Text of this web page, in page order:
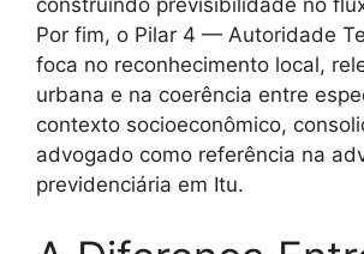
construindo previsibilidade no
Por fim, o Pilar 4 — Autoridade
foca no reconhecimento local,
urbana e na coerência entre
contexto socioeconômico,
advogado como referência na
previdenciária em Itu.